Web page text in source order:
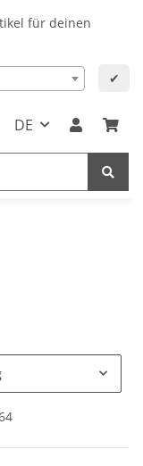
für deinen
✔
DE